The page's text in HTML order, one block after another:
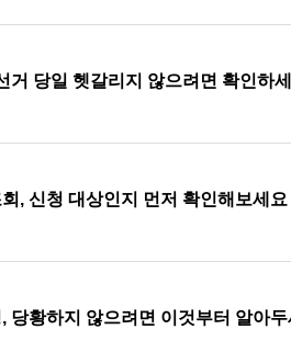
거 당일 헷갈리지 않으려면 확인하
, 신청 대상인지 먼저 확인해보세요
당황하지 않으려면 이것부터 알아두